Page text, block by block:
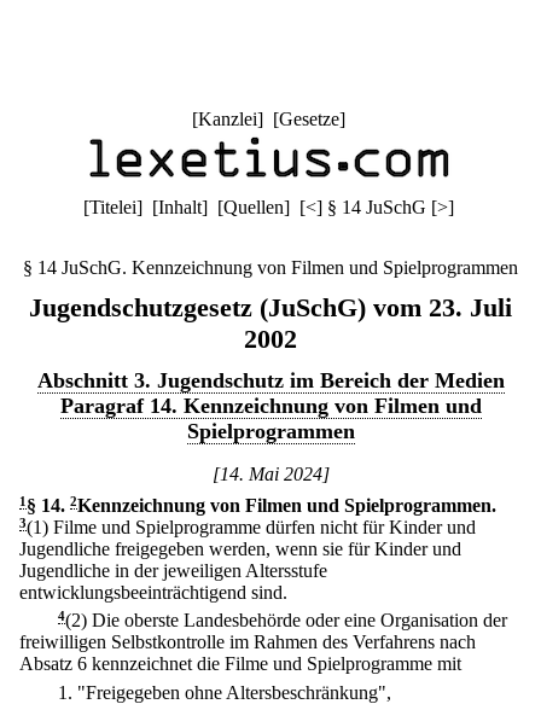
[Kanzlei] [Gesetze]
[Titelei] [Inhalt] [Quellen] [<] § 14 JuSchG [>]
§ 14 JuSchG. Kennzeichnung von Filmen und Spielprogrammen
Jugendschutzgesetz (JuSchG) vom 23. Juli
2002
Abschnitt 3. Jugendschutz im Bereich der Medien
Paragraf 14. Kennzeichnung von Filmen und
Spielprogrammen
[14. Mai 2024]
1 § 14. 2Kennzeichnung von Filmen und Spielprogrammen.
3(1) Filme und Spielprogramme dürfen nicht für Kinder und
Jugendliche freigegeben werden, wenn sie für Kinder und
Jugendliche in der jeweiligen Altersstufe
entwicklungsbeeinträchtigend sind.
4(2) Die oberste Landesbehörde oder eine Organisation der
freiwilligen Selbstkontrolle im Rahmen des Verfahrens nach
Absatz 6 kennzeichnet die Filme und Spielprogramme mit
1. "Freigegeben ohne Altersbeschränkung",